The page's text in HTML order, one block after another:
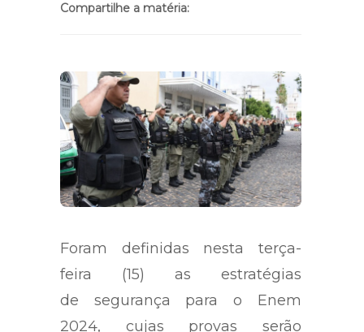
Compartilhe a matéria:
Foram definidas nesta terça-
feira (15) as estratégias
de segurança para o Enem
2024, cujas provas serão